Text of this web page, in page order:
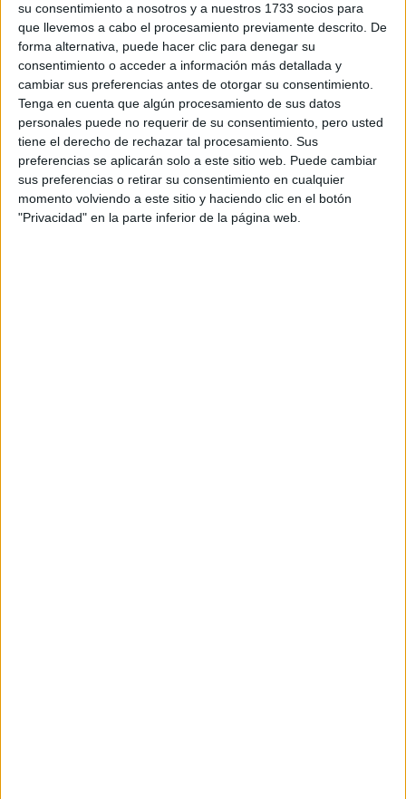
su consentimiento a nosotros y a nuestros 1733 socios para
que llevemos a cabo el procesamiento previamente descrito. De
forma alternativa, puede hacer clic para denegar su
consentimiento o acceder a información más detallada y
cambiar sus preferencias antes de otorgar su consentimiento.
Tenga en cuenta que algún procesamiento de sus datos
personales puede no requerir de su consentimiento, pero usted
tiene el derecho de rechazar tal procesamiento. Sus
preferencias se aplicarán solo a este sitio web. Puede cambiar
sus preferencias o retirar su consentimiento en cualquier
momento volviendo a este sitio y haciendo clic en el botón
"Privacidad" en la parte inferior de la página web.
Universidad Alfonso X el Sabio
Grado en Relaciones Internacionales
Universidad Alfonso X el Sabio
Doble Grado en Derecho + Relaciones Internacionales
Universidad Europea de Madrid
Doble Grado en Periodismo + Relaciones Internacionales